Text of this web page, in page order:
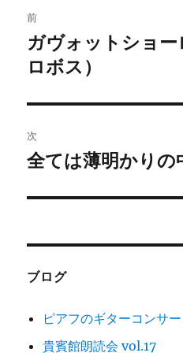
稿
ナ
ビ
ゲ
ー
シ
ン
前
前
の
稿:
ガヴォットショ
ロボス）
次
次
投
全ては薄明かりの
ブログ
ピアフのギターコンサー
貴賓館朗読会 vol.17